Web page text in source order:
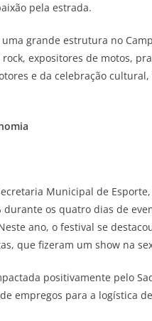
pela estrada.
grande estrutura no
expositores de motos,
e da celebração
Municipal de
durante os quatro dias de
ano, o festival se
que fizeram um show na
positivamente pelo
empregos para a logística